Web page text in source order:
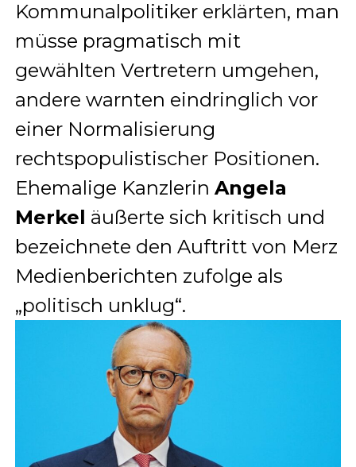
Kommunalpolitiker erklärten, man
müsse pragmatisch mit
gewählten Vertretern umgehen,
andere warnten eindringlich vor
einer Normalisierung
rechtspopulistischer Positionen.
Ehemalige Kanzlerin Angela
Merkel äußerte sich kritisch und
bezeichnete den Auftritt von Merz
Medienberichten zufolge als
„politisch unklug“.